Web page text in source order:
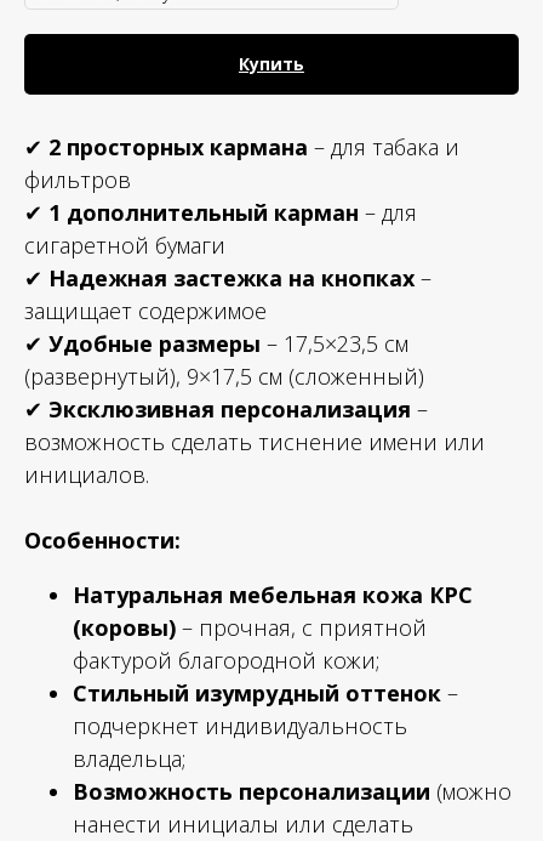
Купить
✔ 2 просторных кармана – для табака и
фильтров
✔ 1 дополнительный карман – для
сигаретной бумаги
✔ Надежная застежка на кнопках –
защищает содержимое
✔ Удобные размеры – 17,5×23,5 см
(развернутый), 9×17,5 см (сложенный)
✔ Эксклюзивная персонализация –
возможность сделать тиснение имени или
инициалов.
Особенности:
Натуральная мебельная кожа КРС
(коровы) – прочная, с приятной
фактурой благородной кожи;
Стильный изумрудный оттенок –
подчеркнет индивидуальность
владельца;
Возможность персонализации (можно
нанести инициалы или сделать